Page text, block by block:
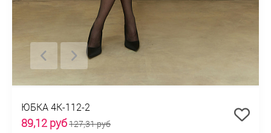
ЮБКА 4К-112-2
89,12 руб127,31 руб